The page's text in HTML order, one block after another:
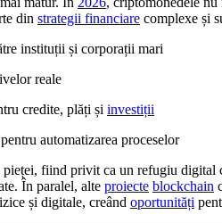
din strategii financiare complexe și
instituții și corporații mari
reale
credite, plăți și investiții
automatizarea proceselor
fiind privit ca un refugiu digital
În paralel, alte proiecte blockchain
și digitale, creând oportunități